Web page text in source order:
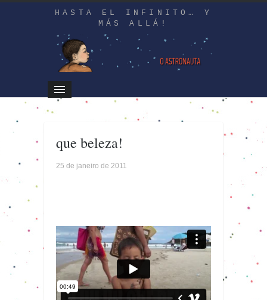
HASTA EL INFINITO… Y
MÁS ALLÁ!
que beleza!
25 de janeiro de 2011